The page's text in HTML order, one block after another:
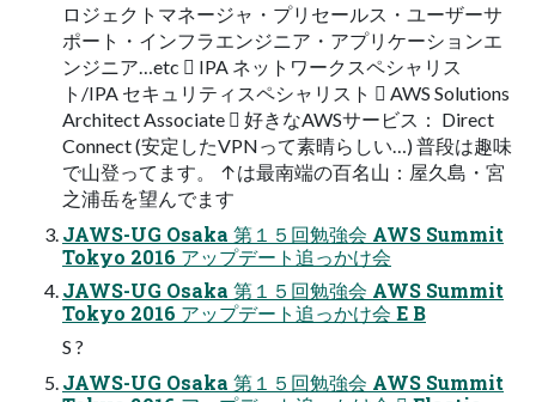
ロジェクトマネージャ・プリセールス・ユーザーサ
ポート・インフラエンジニア・アプリケーションエ
ンジニア…etc  IPA ネットワークスペシャリス
ト/IPA セキュリティスペシャリスト  AWS Solutions
Architect Associate  好きなAWSサービス： Direct
Connect (安定したVPNって素晴らしい…) 普段は趣味
で山登ってます。 ↑は最南端の百名山：屋久島・宮
之浦岳を望んでます
JAWS-UG Osaka 第１５回勉強会 AWS Summit
Tokyo 2016 アップデート追っかけ会
JAWS-UG Osaka 第１５回勉強会 AWS Summit
Tokyo 2016 アップデート追っかけ会 E B
S ?
JAWS-UG Osaka 第１５回勉強会 AWS Summit